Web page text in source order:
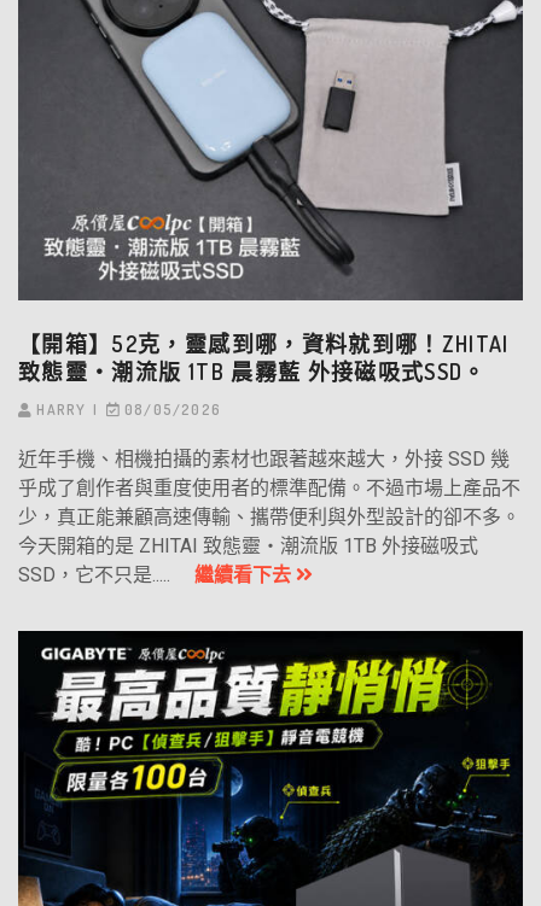
【開箱】52克，靈感到哪，資料就到哪！ZHITAI
致態靈‧潮流版 1TB 晨霧藍 外接磁吸式SSD。
HARRY 08/05/2026
近年手機、相機拍攝的素材也跟著越來越大，外接 SSD 幾
乎成了創作者與重度使用者的標準配備。不過市場上產品不
少，真正能兼顧高速傳輸、攜帶便利與外型設計的卻不多。
今天開箱的是 ZHITAI 致態靈・潮流版 1TB 外接磁吸式
SSD，它不只是..... 繼續看下去